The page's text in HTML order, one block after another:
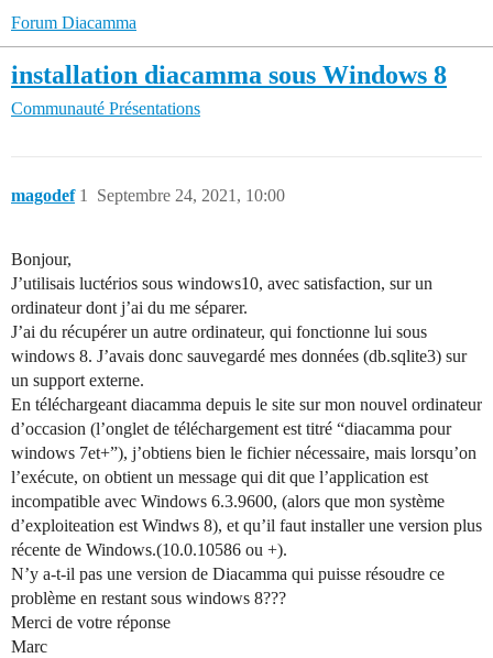
Forum Diacamma
installation diacamma sous Windows 8
Communauté Présentations
magodef Septembre 24, 2021, 10:00
1
Bonjour,
J’utilisais luctérios sous windows10, avec satisfaction, sur un
ordinateur dont j’ai du me séparer.
J’ai du récupérer un autre ordinateur, qui fonctionne lui sous
windows 8. J’avais donc sauvegardé mes données (db.sqlite3) sur
un support externe.
En téléchargeant diacamma depuis le site sur mon nouvel ordinateur
d’occasion (l’onglet de téléchargement est titré “diacamma pour
windows 7et+”), j’obtiens bien le fichier nécessaire, mais lorsqu’on
l’exécute, on obtient un message qui dit que l’application est
incompatible avec Windows 6.3.9600, (alors que mon système
d’exploiteation est Windws 8), et qu’il faut installer une version plus
récente de Windows.(10.0.10586 ou +).
N’y a-t-il pas une version de Diacamma qui puisse résoudre ce
problème en restant sous windows 8???
Merci de votre réponse
Marc